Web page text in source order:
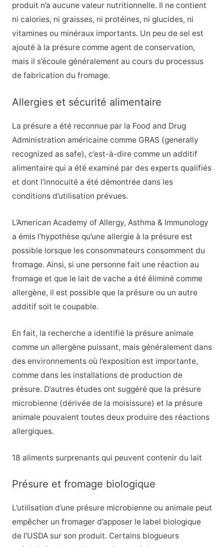
produit n’a aucune valeur nutritionnelle. Il ne contient
ni calories, ni graisses, ni protéines, ni glucides, ni
vitamines ou minéraux importants. Un peu de sel est
ajouté à la présure comme agent de conservation,
mais il s’écoule généralement au cours du processus
de fabrication du fromage.
Allergies et sécurité alimentaire
La présure a été reconnue par la Food and Drug
Administration américaine comme GRAS (generally
recognized as safe), c’est-à-dire comme un additif
alimentaire qui a été examiné par des experts qualifiés
et dont l’innocuité a été démontrée dans les
conditions d’utilisation prévues.
L’American Academy of Allergy, Asthma & Immunology
a émis l’hypothèse qu’une allergie à la présure est
possible lorsque les consommateurs consomment du
fromage. Ainsi, si une personne fait une réaction au
fromage et que le lait de vache a été éliminé comme
allergène, il est possible que la présure ou un autre
additif soit le coupable.
En fait, la recherche a identifié la présure animale
comme un allergène puissant, mais généralement dans
des environnements où l’exposition est importante,
comme dans les installations de production de
présure. D’autres études ont suggéré que la présure
microbienne (dérivée de la moisissure) et la présure
animale pouvaient toutes deux produire des réactions
allergiques.
18 aliments surprenants qui peuvent contenir du lait
Présure et fromage biologique
L’utilisation d’une présure microbienne ou animale peut
empêcher un fromager d’apposer le label biologique
de l’USDA sur son produit. Certains blogueurs